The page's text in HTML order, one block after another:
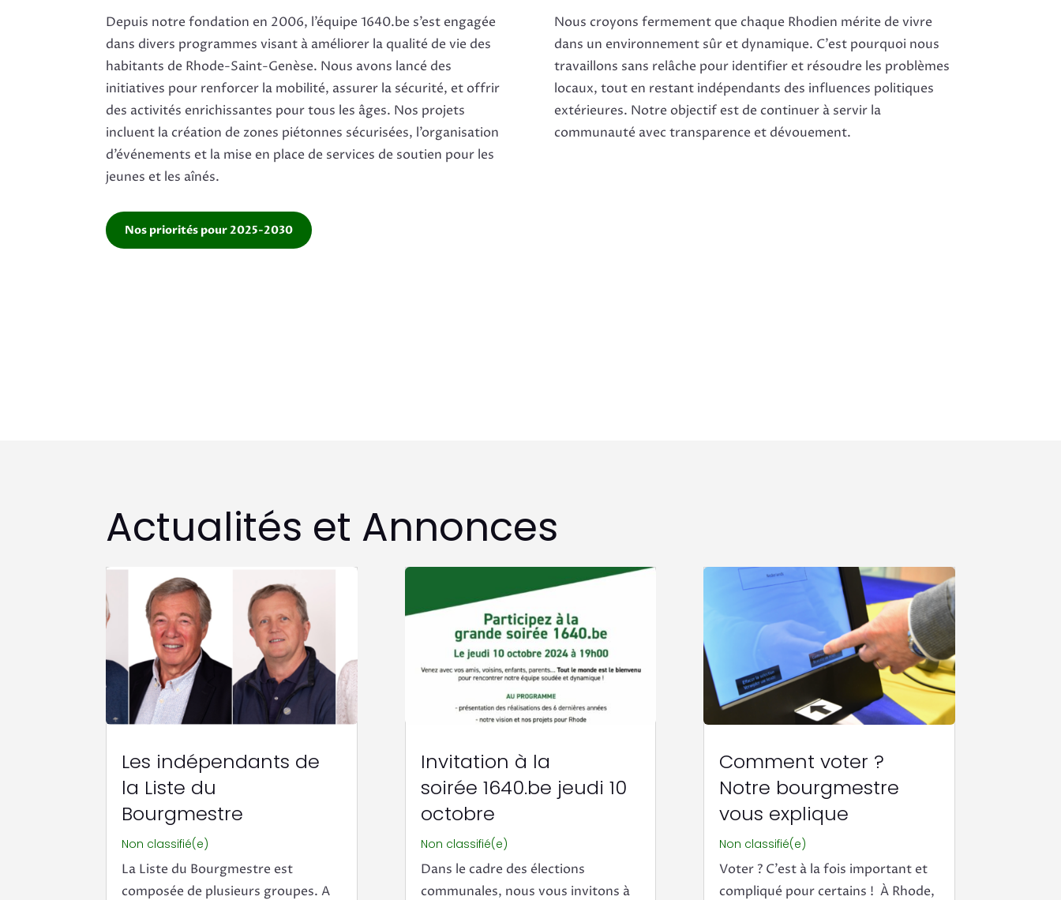
Depuis notre fondation en 2006, l’équipe 1640.be s’est engagée
dans divers programmes visant à améliorer la qualité de vie des
habitants de Rhode-Saint-Genèse. Nous avons lancé des
initiatives pour renforcer la mobilité, assurer la sécurité, et offrir
des activités enrichissantes pour tous les âges. Nos projets
incluent la création de zones piétonnes sécurisées, l’organisation
d’événements et la mise en place de services de soutien pour les
jeunes et les aînés.
Nos priorités pour 2025-2030
Nous croyons fermement que chaque Rhodien mérite de vivre
dans un environnement sûr et dynamique. C’est pourquoi nous
travaillons sans relâche pour identifier et résoudre les problèmes
locaux, tout en restant indépendants des influences politiques
extérieures. Notre objectif est de continuer à servir la
communauté avec transparence et dévouement.
Actualités et Annonces
Les indépendants de
la Liste du
Bourgmestre
Non classifié(e)
La Liste du Bourgmestre est
composée de plusieurs groupes. A
Invitation à la
soirée 1640.be jeudi 10
octobre
Non classifié(e)
Dans le cadre des élections
communales, nous vous invitons à
Comment voter ?
Notre bourgmestre
vous explique
Non classifié(e)
Voter ? C’est à la fois important et
compliqué pour certains ! À Rhode,